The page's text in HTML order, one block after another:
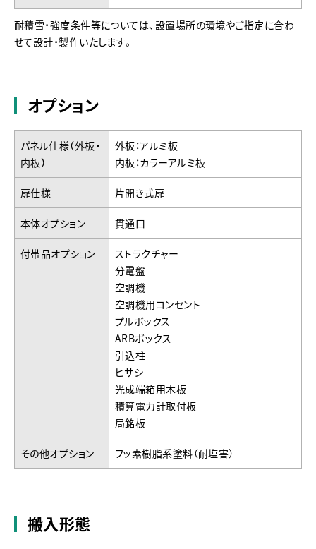
耐積雪・強度条件等については、設置場所の​環境やご指定に合わ
せて設計・製作いたします。​
オプション
パネル仕様（外板・
内板）
外板：アルミ板
内板：カラーアルミ板
扉仕様 片開き式扉
本体オプション 貫通口
付帯品オプション
ストラクチャー
分電盤
空調機
空調機用コンセント
プルボックス
ARBボックス
引込柱
ヒサシ
光成端箱用木板
積算電力計取付板
局銘板
その他オプション フッ素樹脂系塗料（耐塩害）
搬入形態